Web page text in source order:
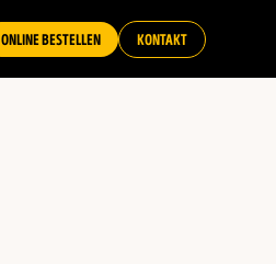
ONLINE BESTELLEN KONTAKT